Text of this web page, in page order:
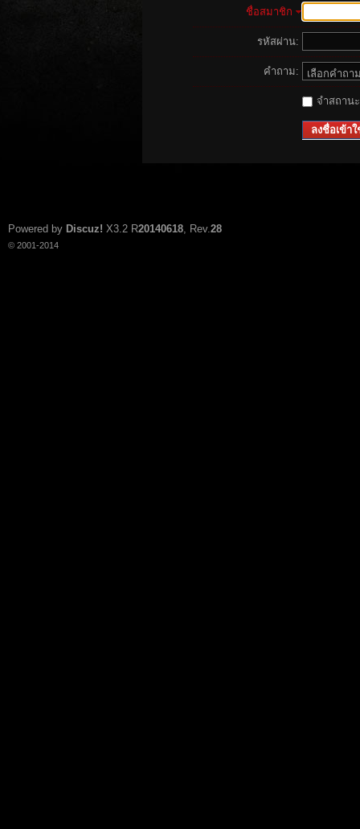
ชื่อสมาชิก
รหัสผ่าน:
คำถาม:
จำสถาน
ลงชื่อเข้าใ
Powered by Discuz! X3.2 R20140618, Rev.28
© 2001-2014